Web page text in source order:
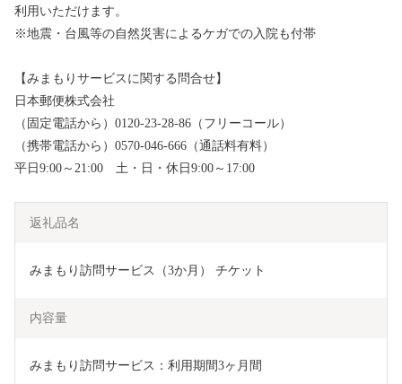
利用いただけます。
※地震・台風等の自然災害によるケガでの入院も付帯
【みまもりサービスに関する問合せ】
日本郵便株式会社
（固定電話から）0120-23-28-86（フリーコール）
（携帯電話から）0570-046-666（通話料有料）
平日9:00～21:00 土・日・休日9:00～17:00
返礼品名
みまもり訪問サービス（3か月） チケット
内容量
みまもり訪問サービス：利用期間3ヶ月間